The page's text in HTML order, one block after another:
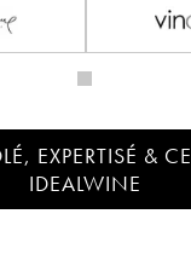
EXPERTISÉ &
IDEALWINE